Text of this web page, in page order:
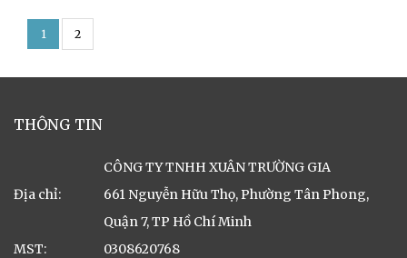
1 2
THÔNG TIN
CÔNG TY TNHH XUÂN TRƯỜNG GIA
Địa chỉ:
661 Nguyễn Hữu Thọ, Phường Tân Phong,
Quận 7, TP Hồ Chí Minh
MST:
0308620768